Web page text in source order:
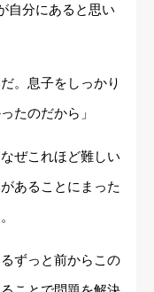
自分にあると思い
。息子をしっかり
たのだから」
ぜこれほど難しい
あることにまった
ずっと前からこの